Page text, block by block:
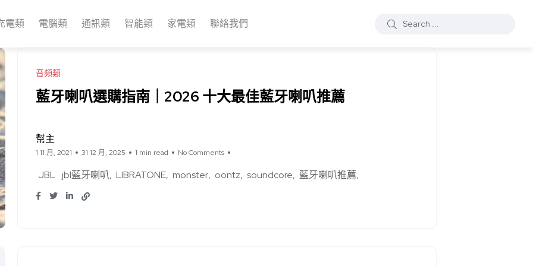
電類 電腦類 通訊類 智能類 家電類 聯絡我們
音頻類
藍牙喇叭選購指南｜2026 十大​​最佳藍牙喇叭推薦
幫主
1 11 月, 2021 31 12 月, 2025 1 min read No Comments
JBL jbl藍牙喇叭 LIBRATONE monster oontz soundcore 藍牙喇叭推薦